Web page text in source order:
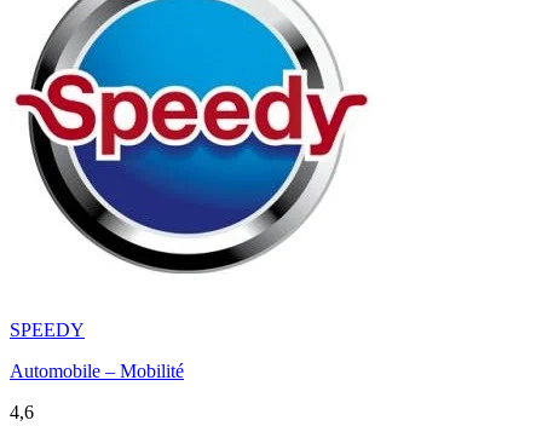
SPEEDY
Automobile – Mobilité
4,6